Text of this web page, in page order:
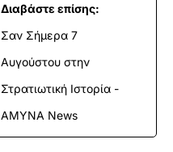
Διαβάστε επίσης:
Σαν Σήμερα 7
Αυγούστου στην
Στρατιωτική Ιστορία -
ΑΜΥΝΑ News